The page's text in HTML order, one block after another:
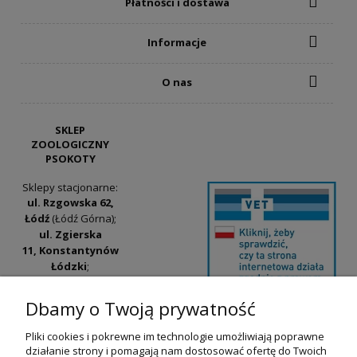
Informacje
O nas
SKLEP
ZOOLOGICZNY
PSOKOTY
Sklepy stacjonarne:
ul. Rzgowska 62,
Łódź(Łódź Górna);
ul. Zgierska
11, Konstantynów
Łódzki;
Widzew).
Godziny otwarcia:
Dbamy o Twoją prywatność
Pliki cookies i pokrewne im technologie umożliwiają poprawne
działanie strony i pomagają nam dostosować ofertę do Twoich